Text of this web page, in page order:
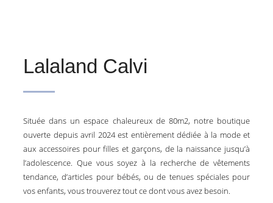
Lalaland Calvi
Située dans un espace chaleureux de 80m2, notre boutique
ouverte depuis avril 2024 est entièrement dédiée à la mode et
aux accessoires pour filles et garçons, de la naissance jusqu’à
l’adolescence. Que vous soyez à la recherche de vêtements
tendance, d’articles pour bébés, ou de tenues spéciales pour
vos enfants, vous trouverez tout ce dont vous avez besoin.